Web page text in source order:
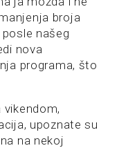
broja
našeg
nova
programa, što
upoznate su
na nekoj